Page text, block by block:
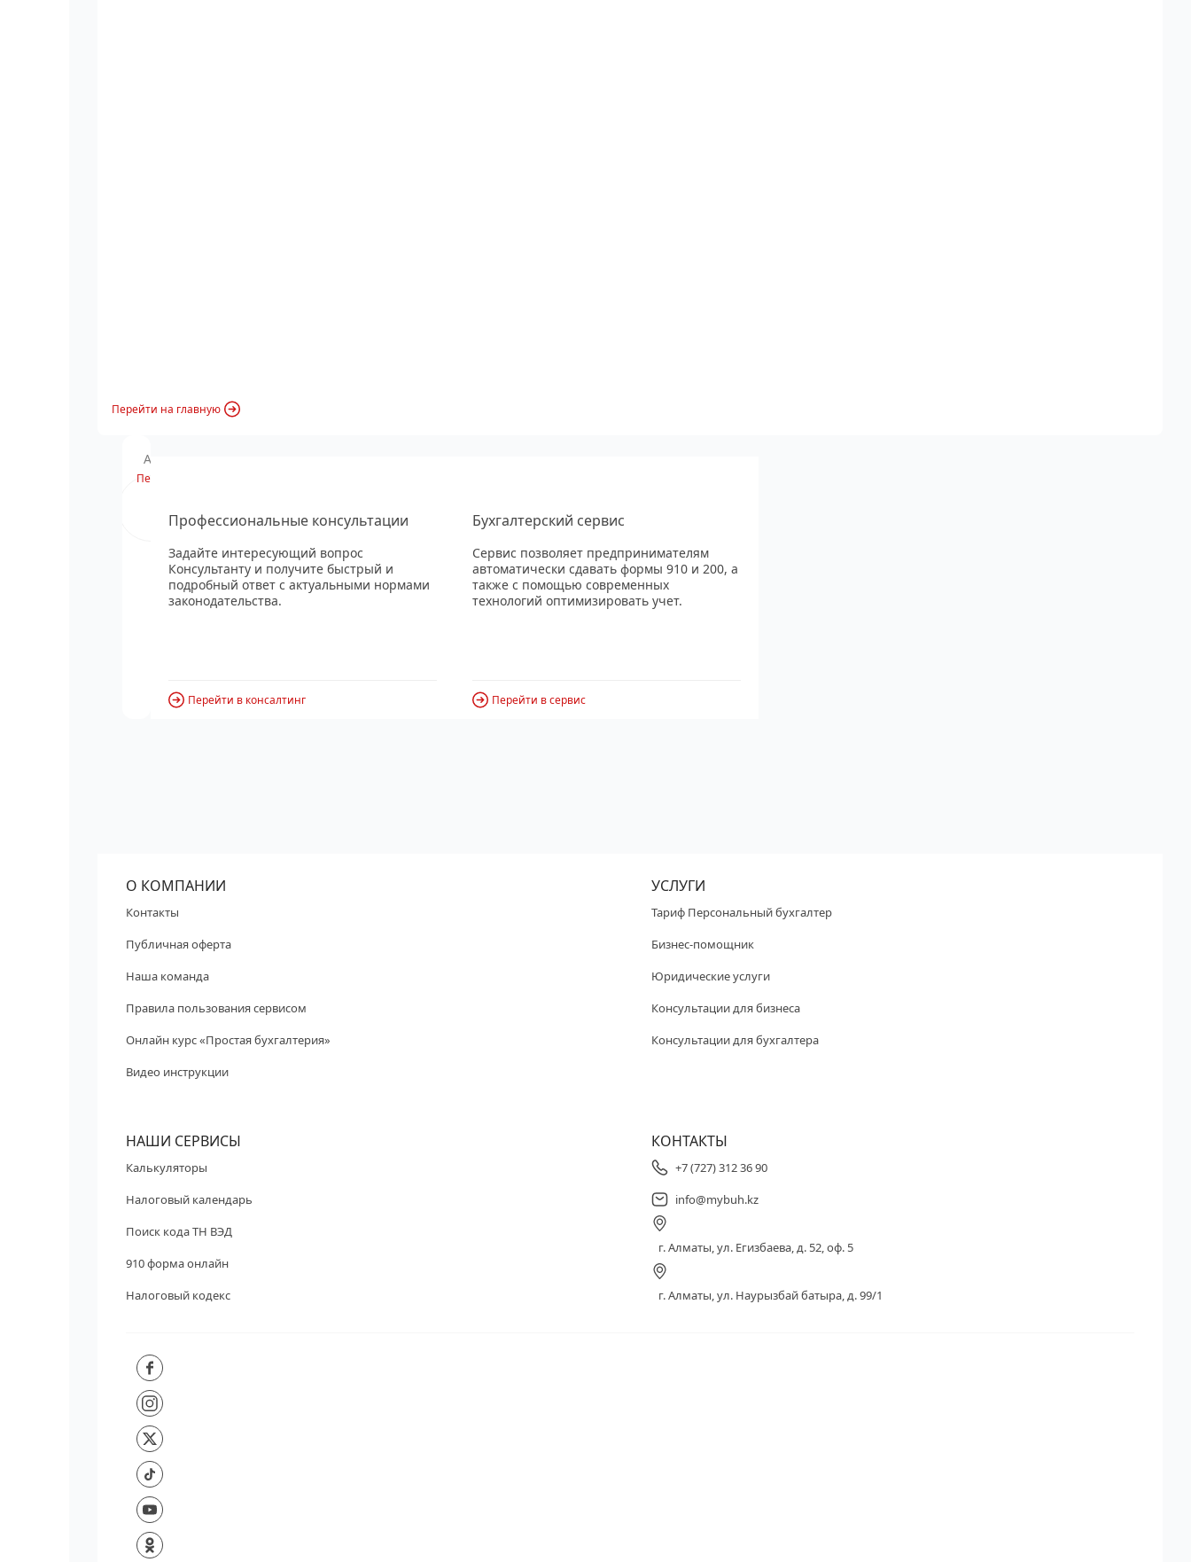
Перейти на главную
Анонс вебинара
Перейти
Профессиональные консультации
Задайте интересующий вопрос
Консультанту и получите быстрый и
подробный ответ с актуальными нормами
законодательства.
Перейти в консалтинг
Бухгалтерский сервис
Сервис позволяет предпринимателям
автоматически сдавать формы 910 и 200, а
также с помощью современных
технологий оптимизировать учет.
Перейти в сервис
О КОМПАНИИ
Контакты
Публичная оферта
Наша команда
Правила пользования сервисом
Онлайн курс «Простая бухгалтерия»
Видео инструкции
УСЛУГИ
Тариф Персональный бухгалтер
Бизнес-помощник
Юридические услуги
Консультации для бизнеса
Консультации для бухгалтера
НАШИ СЕРВИСЫ
Калькуляторы
Налоговый календарь
Поиск кода ТН ВЭД
910 форма онлайн
Налоговый кодекс
КОНТАКТЫ
+7 (727) 312 36 90
info@mybuh.kz
г. Алматы, ул. Егизбаева, д. 52, оф. 5
г. Алматы, ул. Наурызбай батыра, д. 99/1